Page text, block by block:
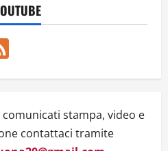
comunicati stampa, video e
contattaci tramite